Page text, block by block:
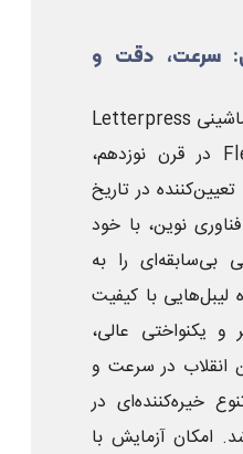
سرعت، دقت و
اختراع و تکامل چاپ ماشینی Letterpress
و بعدها Flexography در قرن نوزدهم،
در تاریخ
نوین، با خود
بی‌سابقه‌ای را به
لیبل‌هایی با کیفیت
و یکنواختی عالی،
انقلاب در سرعت و
خیره‌کننده‌ای در
امکان آزمایش با